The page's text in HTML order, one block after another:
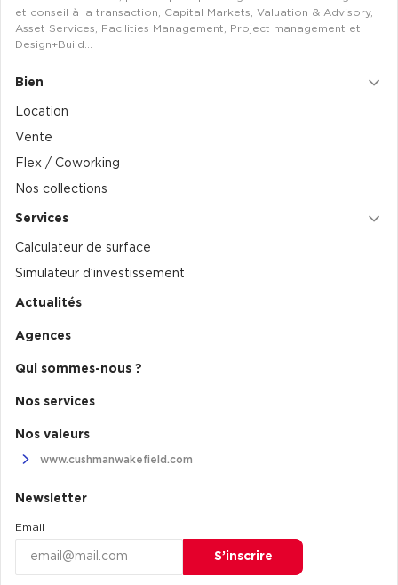
et conseil à la transaction, Capital Markets, Valuation & Advisory,
Asset Services, Facilities Management, Project management et
Design+Build…
Bien
Location
Vente
Flex / Coworking
Nos collections
Services
Calculateur de surface
Simulateur d’investissement
Actualités
Agences
Qui sommes-nous ?
Nos services
Nos valeurs
www.cushmanwakefield.com
Newsletter
Email
S’inscrire